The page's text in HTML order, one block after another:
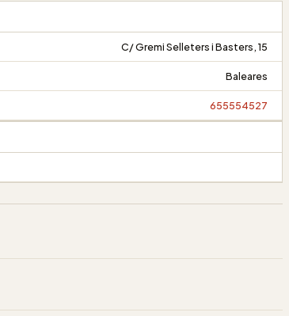
C/ Gremi Selleters i Basters, 15
Baleares
655554527